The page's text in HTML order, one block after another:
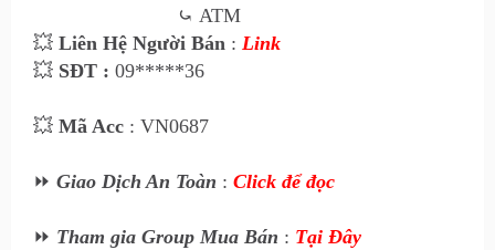
⤿ ATM
💥 Liên Hệ Người Bán : Link
💥 SĐT : 09*****36
💥 Mã Acc : VN0687
⏩ Giao Dịch An Toàn : Click để đọc
⏩ Tham gia Group Mua Bán : Tại Đây